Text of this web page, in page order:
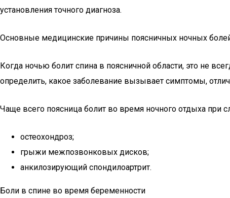
установления точного диагноза.
Основные медицинские причины поясничных ночных
Когда ночью болит спина в поясничной области, это не
определить, какое заболевание вызывает симптомы,
Чаще всего поясница болит во время ночного отдыха при
остеохондроз;
грыжи межпозвонковых дисков;
анкилозирующий спондилоартрит.
Боли в спине во время беременности